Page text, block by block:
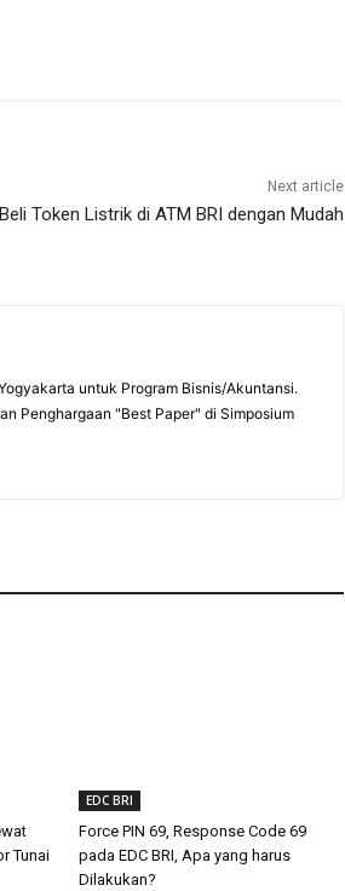
Next article
Token Listrik di ATM BRI dengan Mudah
untuk Program Bisnis/Akuntansi.
Penghargaan "Best Paper" di Simposium
Tunai
EDC BRI
Force PIN 69, Response Code 69
pada EDC BRI, Apa yang harus
Dilakukan?